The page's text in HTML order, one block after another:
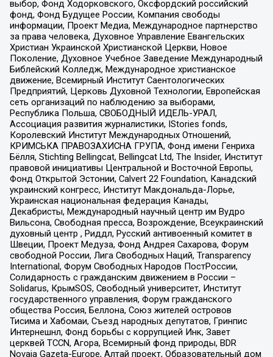
выбор, Фонд Ходорковского, Оксфордский российский
фонд, Фонд Будущее России, Компания свободы
информации, Проект Медиа, Международное партнерство
за права человека, Духовное Управление Евангельских
Христиан Украинской Христианской Церкви, Новое
Поколение, Духовное Учебное Заведение Международный
Библейский Колледж, Международное христианское
движение, Всемирный Институт Саентологических
Предприятий, Церковь Духовной Технологии, Европейская
сеть организаций по наблюдению за выборами,
Республика Польша, СВОБОДНЫЙ ИДЕЛЬ-УРАЛ,
Ассоциация развития журналистики, IStories fonds,
Королевский Институт Международных Отношений,
КРИМСЬКА ПРАВОЗАХИСНА ГРУПА, Фонд имени Генриха
Бёлля, Stichting Bellingcat, Bellingcat Ltd, The Insider, Институт
правовой инициативы Центральной и Восточной Европы,
Фонд Открытой Эстонии, Calvert 22 Foundation, Канадский
украинский конгресс, Институт Макдональда-Лорье,
Украинская национальная федерация Канады,
Декабристы, Международный научный центр им Вудро
Вильсона, Свободная пресса, Возрождение, Всеукраинский
духовный центр , Риддл, Русский антивоенный комитет в
Швеции, Проект Медуза, Фонд Андрея Сахарова, Форум
свободной России, Лига Свободных Наций, Transparеncy
International, Форум Свободных Народов ПостРоссии,
Солидарность с гражданским движением в России –
Solidarus, КрымSOS, Свободный университет, Институт
государственного управления, Форум гражданского
общества Россия, Беллона, Союз жителей островов
Тисима и Хабомаи, Съезд народных депутатов, Гринпис
Интернешнл, Фонд борьбы с коррупцией Инк, Завет
церквей TCCN, Агора, Всемирный фонд природы, BDR
Novaja Gazeta-Europe, Алтай проект, Образовательный дом